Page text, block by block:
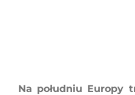
Na południu Europy